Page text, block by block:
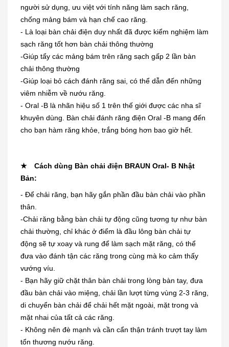
người sử dụng, ưu việt với tính năng làm sạch răng,
chống mảng bám và hạn chế cao răng.
- Là loại bàn chải điện duy nhất đã được kiểm nghiệm làm
sạch răng tốt hơn bàn chải thông thường
-Giúp tẩy các mảng bám trên răng sạch gấp 2 lần bàn
chải thông thường
-Giúp loại bỏ cách đánh răng sai, có thể dẫn đến những
viêm nhiễm về nướu răng.
- Oral -B là nhãn hiệu số 1 trên thế giới được các nha sĩ
khuyên dùng. Bàn chải đánh răng điện Oral -B mang đến
cho bạn hàm răng khỏe, trắng bóng hơn bao giờ hết.
★ Cách dùng Bàn chải điện BRAUN Oral- B Nhật
Bản:
- Để chải răng, bạn hãy gắn phần đầu bàn chải vào phần
thân.
-Chải răng bằng bàn chải tự động cũng tương tự như bàn
chải thường, chỉ khác ở điểm là đầu lông bàn chải tự
động sẽ tự xoay và rung để làm sạch mặt răng, có thể
đưa vào đánh tận các răng trong cùng mà ko cảm thấy
vướng víu.
- Bạn hãy giữ chặt thân bàn chải trong lòng bàn tay, đưa
đầu bàn chải vào miệng, chải lần lượt từng vùng 2-3 răng,
di chuyển bàn chải để chải hết mặt ngoài, mặt trong và
mặt nhai của tất cả các răng.
- Không nên đè mạnh và cần cẩn thận tránh trượt tay làm
tổn thương nướu răng.